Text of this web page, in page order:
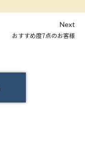
Next
おすすめ度7点のお客様